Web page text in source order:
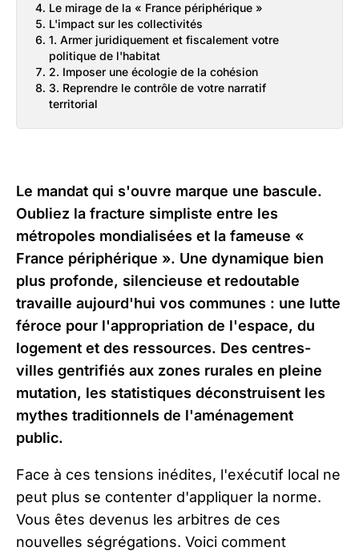
Le mirage de la « France périphérique »
L'impact sur les collectivités
1. Armer juridiquement et fiscalement votre
politique de l'habitat
2. Imposer une écologie de la cohésion
3. Reprendre le contrôle de votre narratif
territorial
Le mandat qui s'ouvre marque une bascule.
Oubliez la fracture simpliste entre les
métropoles mondialisées et la fameuse «
France périphérique ». Une dynamique bien
plus profonde, silencieuse et redoutable
travaille aujourd'hui vos communes : une lutte
féroce pour l'appropriation de l'espace, du
logement et des ressources. Des centres-
villes gentrifiés aux zones rurales en pleine
mutation, les statistiques déconstruisent les
mythes traditionnels de l'aménagement
public.
Face à ces tensions inédites, l'exécutif local ne
peut plus se contenter d'appliquer la norme.
Vous êtes devenus les arbitres de ces
nouvelles ségrégations. Voici comment